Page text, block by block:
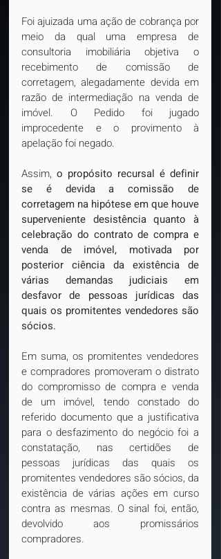
Foi ajuizada uma ação de cobrança por
meio da qual uma empresa de
consultoria imobiliária objetiva o
recebimento de comissão de
corretagem, alegadamente devida em
razão de intermediação na venda de
imóvel. O Pedido foi jugado
improcedente e o provimento à
apelação foi negado.
Assim, o propósito recursal é definir
se é devida a comissão de
corretagem na hipótese em que houve
superveniente desistência quanto à
celebração do contrato de compra e
venda de imóvel, motivada por
posterior ciência da existência de
várias demandas judiciais em
desfavor de pessoas jurídicas das
quais os promitentes vendedores são
sócios.
Em suma, os promitentes vendedores
e compradores promoveram o distrato
do compromisso de compra e venda
de um imóvel, tendo constado do
referido documento que a justificativa
para o desfazimento do negócio foi a
constatação, nas certidões de
pessoas jurídicas das quais os
promitentes vendedores são sócios, da
existência de várias ações em curso
contra as mesmas. O sinal foi, então,
devolvido aos promissários
compradores.